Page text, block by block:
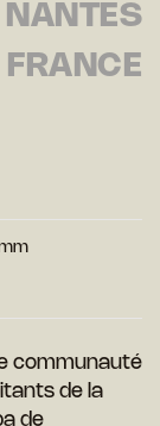
FRANCE
communauté
de la
de